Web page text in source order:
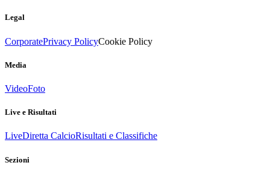
Legal
CorporatePrivacy PolicyCookie Policy
Media
VideoFoto
Live e Risultati
LiveDiretta CalcioRisultati e Classifiche
Sezioni